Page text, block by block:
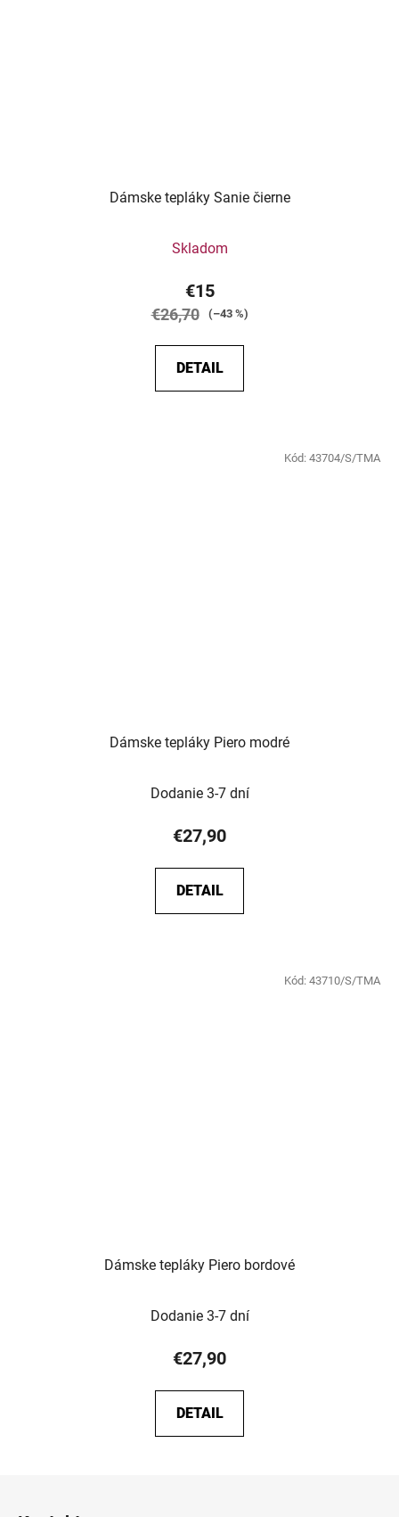
Dámske tepláky Sanie čierne
Skladom
€15
€26,70 (–43 %)
DETAIL
Dámske tepláky Piero modré
Dodanie 3-7 dní
€27,90
DETAIL
Kód: 43704/S/TMA
Dámske tepláky Piero bordové
Dodanie 3-7 dní
€27,90
DETAIL
Kód: 43710/S/TMA